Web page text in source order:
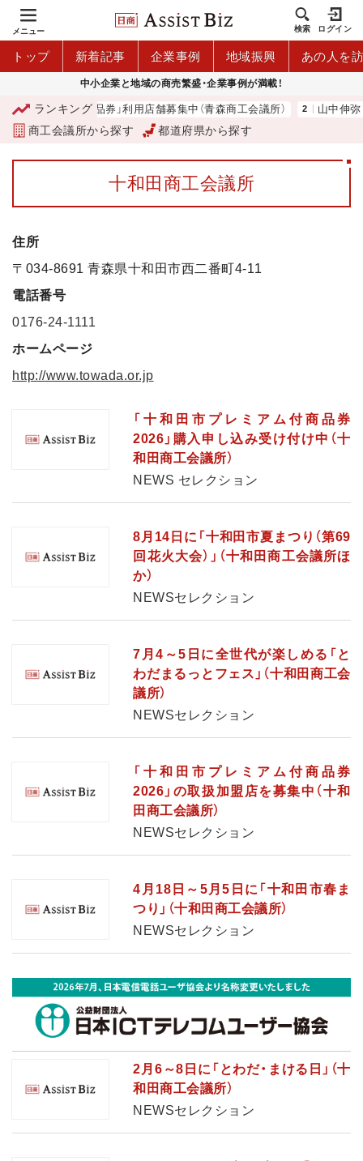
メニュー 検索 ログイン
トップ 新着記事 企業事例 地域振興 あの人を
中小企業と地域の商売繁盛・企業事例が満載！
ランキング
市プレミアム商品券」利用店舗募集中（青森商工会議所） 山中伸弥
商工会議所から探す 都道府県から探す
十和田商工会議所
住所
〒034-8691 青森県十和田市西二番町4-11
電話番号
0176-24-1111
ホームページ
http://www.towada.or.jp
「十和田市プレミアム付商品券
2026」購入申し込み受け付け中（十
和田商工会議所）
NEWS セレクション
8月14日に「十和田市夏まつり（第69
回花火大会）」（十和田商工会議所ほ
か）
NEWSセレクション
7月4～5日に全世代が楽しめる「と
わだまるっとフェス」（十和田商工会
議所）
NEWSセレクション
「十和田市プレミアム付商品券
2026」の取扱加盟店を募集中（十和
田商工会議所）
NEWSセレクション
4月18日～5月5日に「十和田市春ま
つり」（十和田商工会議所）
NEWSセレクション
2月6～8日に「とわだ・まける日」（十
和田商工会議所）
NEWSセレクション